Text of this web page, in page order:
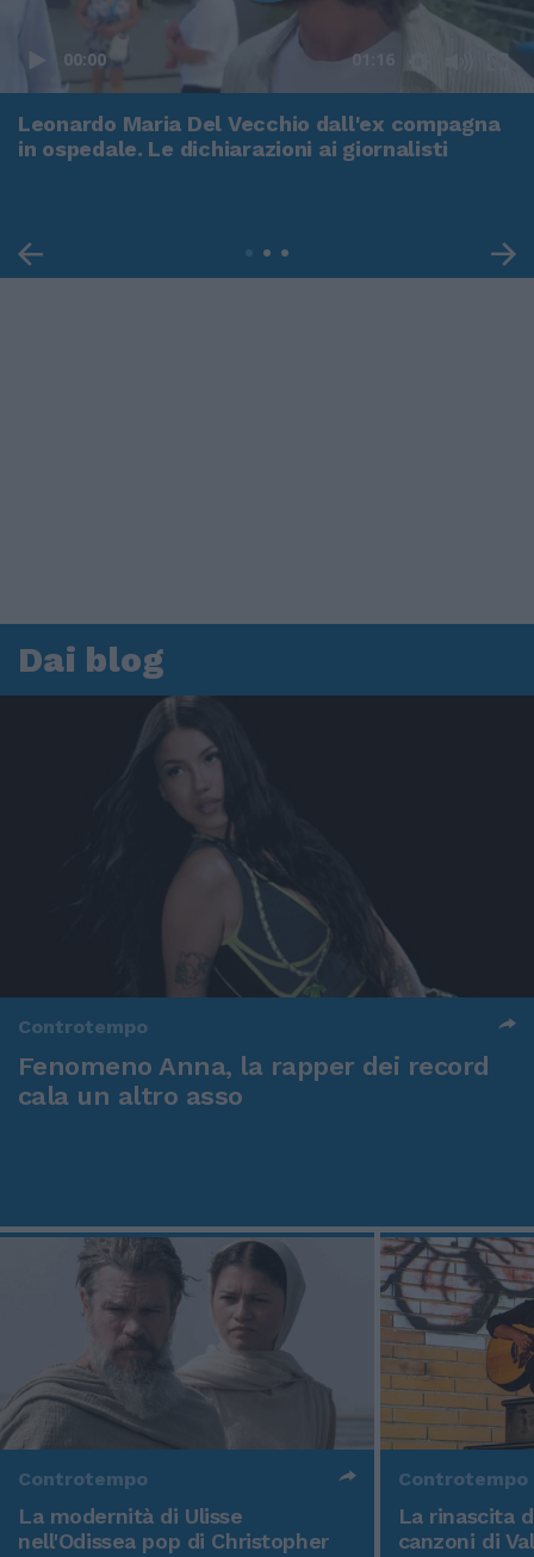
00:00 01:16
Leonardo Maria Del Vecchio dall'ex compagna
in ospedale. Le dichiarazioni ai giornalisti
Dai blog
Controtempo
Fenomeno Anna, la rapper dei record
cala un altro asso
Controtempo
La modernità di Ulisse
nell'Odissea pop di Christopher
Controtempo
La rinascita
canzoni di